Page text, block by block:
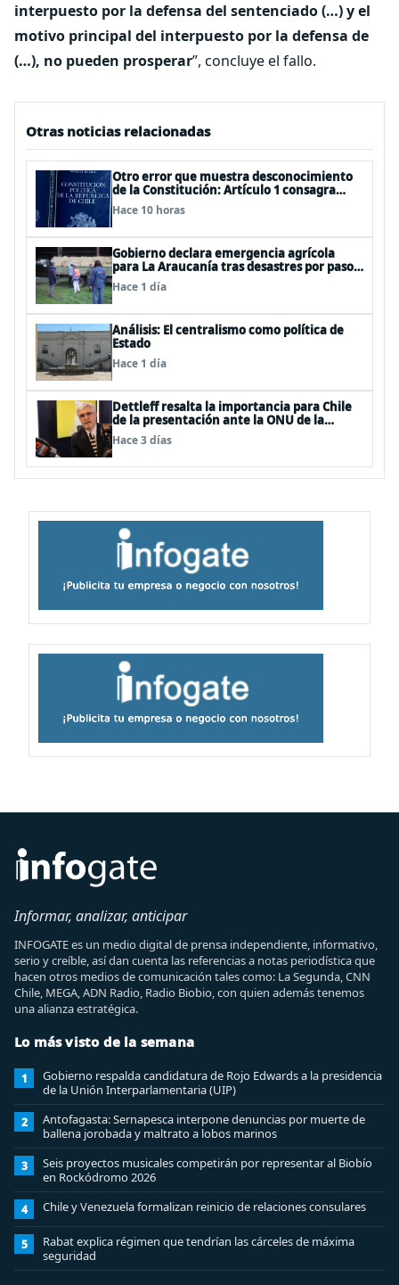
interpuesto por la defensa del sentenciado (…) y el
motivo principal del interpuesto por la defensa de
(…), no pueden prosperar”, concluye el fallo.
Otras noticias relacionadas
Otro error que muestra desconocimiento
de la Constitución: Artículo 1 consagra
resguardar la seguridad nacional y
proteger a los ciudadanos
Hace 10 horas
Gobierno declara emergencia agrícola
para La Araucanía tras desastres por pasos
de sistemas frontales
Hace 1 día
Análisis: El centralismo como política de
Estado
Hace 1 día
Dettleff resalta la importancia para Chile
de la presentación ante la ONU de la
Plataforma Continental Extendida del
Archipiélago Juan Fernández
Hace 3 días
Informar, analizar, anticipar
INFOGATE es un medio digital de prensa independiente, informativo,
serio y creíble, así dan cuenta las referencias a notas periodística que
hacen otros medios de comunicación tales como: La Segunda, CNN
Chile, MEGA, ADN Radio, Radio Biobio, con quien además tenemos
una alianza estratégica.
Lo más visto de la semana
1
Gobierno respalda candidatura de Rojo Edwards a la presidencia
de la Unión Interparlamentaria (UIP)
2
Antofagasta: Sernapesca interpone denuncias por muerte de
ballena jorobada y maltrato a lobos marinos
3
Seis proyectos musicales competirán por representar al Biobío
en Rockódromo 2026
4 Chile y Venezuela formalizan reinicio de relaciones consulares
5
Rabat explica régimen que tendrían las cárceles de máxima
seguridad